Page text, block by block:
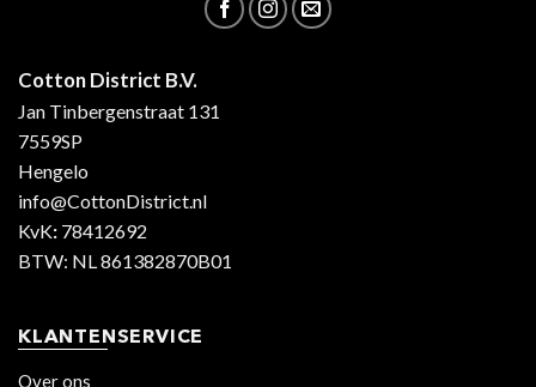
Cotton District B.V.
Jan Tinbergenstraat 131
7559SP
Hengelo
info@CottonDistrict.nl
KvK: 78412692
BTW: NL 861382870B01
KLANTENSERVICE
Over ons